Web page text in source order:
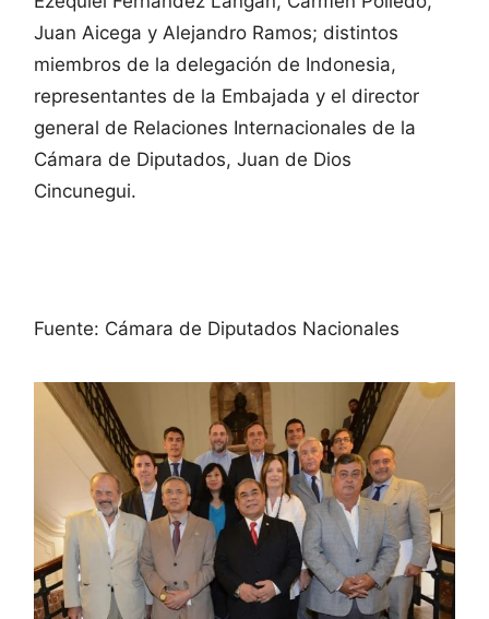
Juan Aicega y Alejandro Ramos; distintos
miembros de la delegación de Indonesia,
representantes de la Embajada y el director
general de Relaciones Internacionales de la
Cámara de Diputados, Juan de Dios
Cincunegui.
Fuente: Cámara de Diputados Nacionales